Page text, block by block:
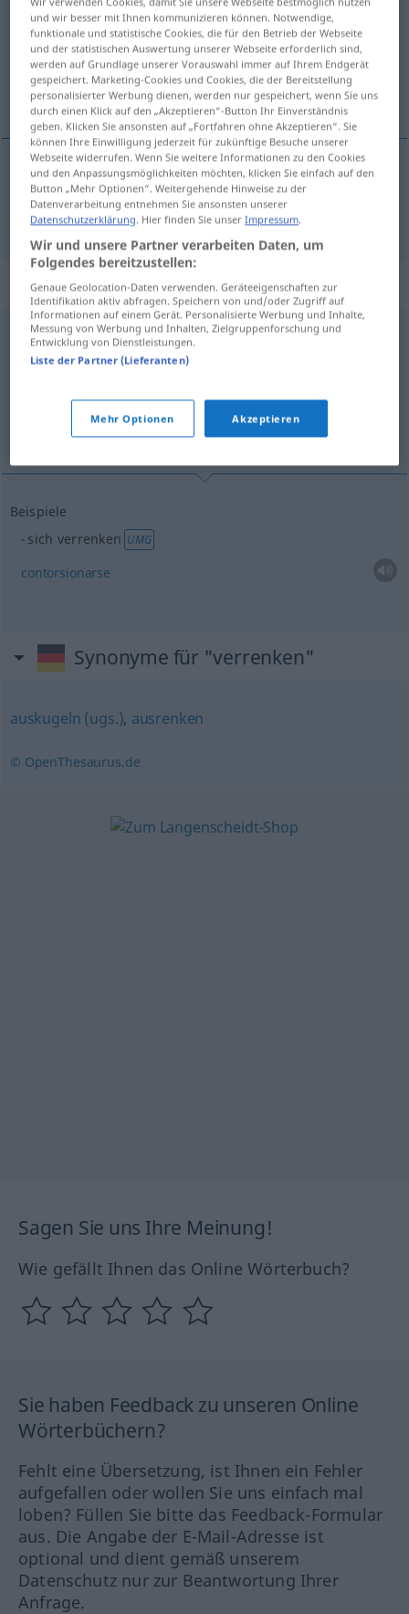
Übersicht aller Übersetzungen
(Für mehr Details die Übersetzung anklicken/antippen)
dislocar
dislocar verrenken
„verrenken“: reflexives Verb
verrenkenv/r <ohnege >
Übersicht aller Übersetzungen
contorsionarse
Beispiele
sich verrenken UMG
contorsionarse
Synonyme für "verrenken"
auskugeln (ugs.), ausrenken
© OpenThesaurus.de
Sagen Sie uns Ihre Meinung!
Wie gefällt Ihnen das Online Wörterbuch?
Sie haben Feedback zu unseren Online
Wörterbüchern?
Fehlt eine Übersetzung, ist Ihnen ein Fehler
aufgefallen oder wollen Sie uns einfach mal
loben? Füllen Sie bitte das Feedback-Formular
aus. Die Angabe der E-Mail-Adresse ist
optional und dient gemäß unserem
Datenschutz nur zur Beantwortung Ihrer
Anfrage.
und wir besser mit Ihnen kommunizieren können. Notwendige,
funktionale und statistische Cookies, die für den Betrieb der Webseite
und der statistischen Auswertung unserer Webseite erforderlich sind,
werden auf Grundlage unserer Vorauswahl immer auf Ihrem Endgerät
gespeichert. Marketing-Cookies und Cookies, die der Bereitstellung
personalisierter Werbung dienen, werden nur gespeichert, wenn Sie uns
durch einen Klick auf den „Akzeptieren“-Button Ihr Einverständnis
geben. Klicken Sie ansonsten auf „Fortfahren ohne Akzeptieren“. Sie
können Ihre Einwilligung jederzeit für zukünftige Besuche unserer
Webseite widerrufen. Wenn Sie weitere Informationen zu den Cookies
und den Anpassungsmöglichkeiten möchten, klicken Sie einfach auf den
Button „Mehr Optionen“. Weitergehende Hinweise zu der
Datenverarbeitung entnehmen Sie ansonsten unserer
Datenschutzerklärung. Hier finden Sie unserImpressum.
Wir und unsere Partner verarbeiten Daten, um
Folgendes bereitzustellen:
Genaue Geolocation-Daten verwenden. Geräteeigenschaften zur
Identifikation aktiv abfragen. Speichern von und/oder Zugriff auf
Informationen auf einem Gerät. Personalisierte Werbung und Inhalte,
Messung von Werbung und Inhalten, Zielgruppenforschung und
Entwicklung von Dienstleistungen.
Liste der Partner (Lieferanten)
Mehr Optionen Akzeptieren